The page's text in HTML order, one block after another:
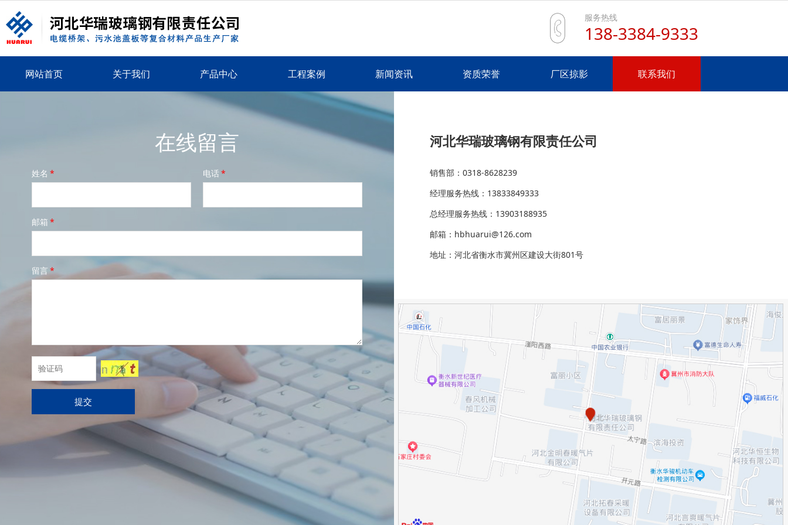
服务热线
138-3384-9333
网站首页 关于我们 产品中心 工程案例 新闻资讯 资质荣誉 厂区掠影 联系我们
在线留言
姓名 * 电话*
邮箱 *
留言*
提交
河北华瑞玻璃钢有限责任公司
销售部：0318-8628239
经理服务热线：13833849333
总经理服务热线：13903188935
邮箱：hbhuarui@126.com
地址：河北省衡水市冀州区建设大街801号